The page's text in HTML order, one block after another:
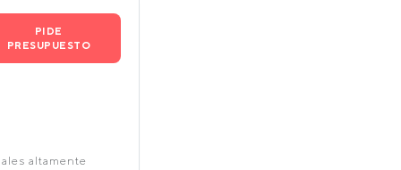
PIDE
PRESUPUESTO
altamente